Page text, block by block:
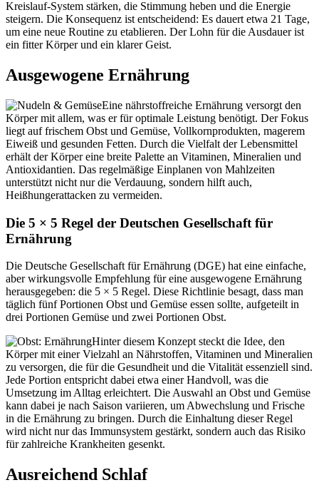
Kreislauf-System stärken, die Stimmung heben und die Energie
steigern. Die Konsequenz ist entscheidend: Es dauert etwa 21 Tage,
um eine neue Routine zu etablieren. Der Lohn für die Ausdauer ist
ein fitter Körper und ein klarer Geist.
Ausgewogene Ernährung
Eine nährstoffreiche Ernährung versorgt den
Körper mit allem, was er für optimale Leistung benötigt. Der Fokus
liegt auf frischem Obst und Gemüse, Vollkornprodukten, magerem
Eiweiß und gesunden Fetten. Durch die Vielfalt der Lebensmittel
erhält der Körper eine breite Palette an Vitaminen, Mineralien und
Antioxidantien. Das regelmäßige Einplanen von Mahlzeiten
unterstützt nicht nur die Verdauung, sondern hilft auch,
Heißhungerattacken zu vermeiden.
Die 5 × 5 Regel der Deutschen Gesellschaft für
Ernährung
Die Deutsche Gesellschaft für Ernährung (DGE) hat eine einfache,
aber wirkungsvolle Empfehlung für eine ausgewogene Ernährung
herausgegeben: die 5 × 5 Regel. Diese Richtlinie besagt, dass man
täglich fünf Portionen Obst und Gemüse essen sollte, aufgeteilt in
drei Portionen Gemüse und zwei Portionen Obst.
Hinter diesem Konzept steckt die Idee, den
Körper mit einer Vielzahl an Nährstoffen, Vitaminen und Mineralien
zu versorgen, die für die Gesundheit und die Vitalität essenziell sind.
Jede Portion entspricht dabei etwa einer Handvoll, was die
Umsetzung im Alltag erleichtert. Die Auswahl an Obst und Gemüse
kann dabei je nach Saison variieren, um Abwechslung und Frische
in die Ernährung zu bringen. Durch die Einhaltung dieser Regel
wird nicht nur das Immunsystem gestärkt, sondern auch das Risiko
für zahlreiche Krankheiten gesenkt.
Ausreichend Schlaf